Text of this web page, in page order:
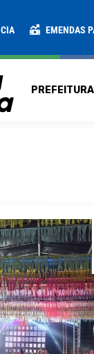
EMENDAS
PREFEITURA